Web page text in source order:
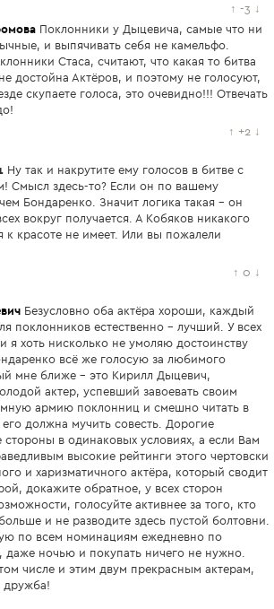
↑ -3 ↓
Поклонники у Дыцевича, самые что ни
и выпячивать себя не камельфо.
Стаса, считают, что какая то битва
достойна Актёров, и поэтому не голосуют,
скупаете голоса, это очевидно!!! Отвечать
↑ +2 ↓
Ну так и накрутите ему голосов в битве с
Смысл здесь-то? Если он по вашему
Бондаренко. Значит логика такая - он
вокруг получается. А Кобяков никакого
к красоте не имеет. Или вы пожалели
↑ 0 ↓
Безусловно оба актёра хороши, каждый
поклонников естественно - лучший. У всех
я хоть нисколько не умоляю достоинству
всё же голосую за любимого
мне ближе - это Кирилл Дыцевич,
актер, успевший завоевать своим
армию поклонниц и смешно читать в
его должна мучить совесть. Дорогие
стороны в одинаковых условиях, а если Вам
высокие рейтинги этого чертовски
и харизматичного актёра, который сводит
докажите обратное, у всех сторон
голосуйте активнее за того, кто
и не разводите здесь пустой болтовни.
по всем номинациям ежедневно по
даже ночью и покупать ничего не нужно.
числе и этим двум прекрасным актерам,
дружба!